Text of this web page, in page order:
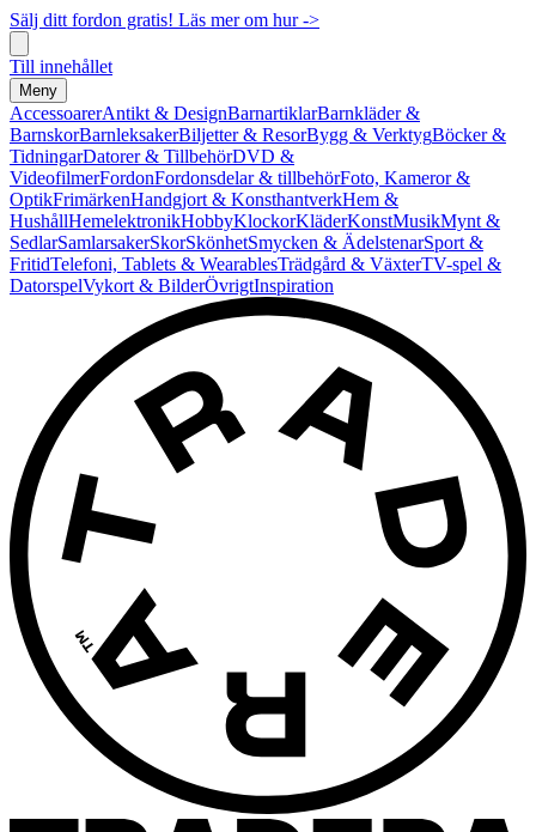
Sälj ditt fordon gratis! Läs mer om hur ->
Till innehållet
Meny
AccessoarerAntikt & DesignBarnartiklarBarnkläder &
BarnskorBarnleksakerBiljetter & ResorBygg & VerktygBöcker &
TidningarDatorer & TillbehörDVD &
VideofilmerFordonFordonsdelar & tillbehörFoto, Kameror &
OptikFrimärkenHandgjort & KonsthantverkHem &
HushållHemelektronikHobbyKlockorKläderKonstMusikMynt &
SedlarSamlarsakerSkorSkönhetSmycken & ÄdelstenarSport &
FritidTelefoni, Tablets & WearablesTrädgård & VäxterTV-spel &
DatorspelVykort & BilderÖvrigtInspiration